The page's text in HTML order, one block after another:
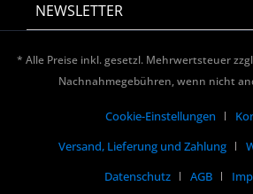
NEWSLETTER
* Alle Preise inkl. gesetzl. Mehrwertsteuer
Nachnahmegebühren, wenn nicht
Cookie-Einstellungen
Versand, Lieferung und Zahlung
Datenschutz
AGB